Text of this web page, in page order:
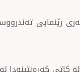
رێنمایی